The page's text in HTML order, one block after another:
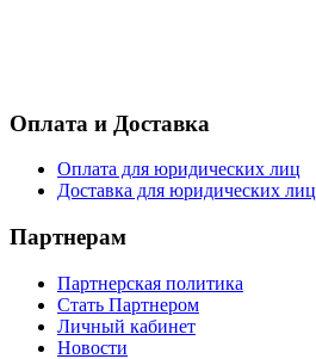
Оплата и Доставка
Оплата для юридических лиц
Доставка для юридических лиц
Партнерам
Партнерская политика
Стать Партнером
Личный кабинет
Новости